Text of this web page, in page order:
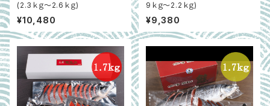
(2.3ｋｇ～2.6ｋｇ)
¥10,480
9ｋｇ～2.2ｋｇ)
¥9,380